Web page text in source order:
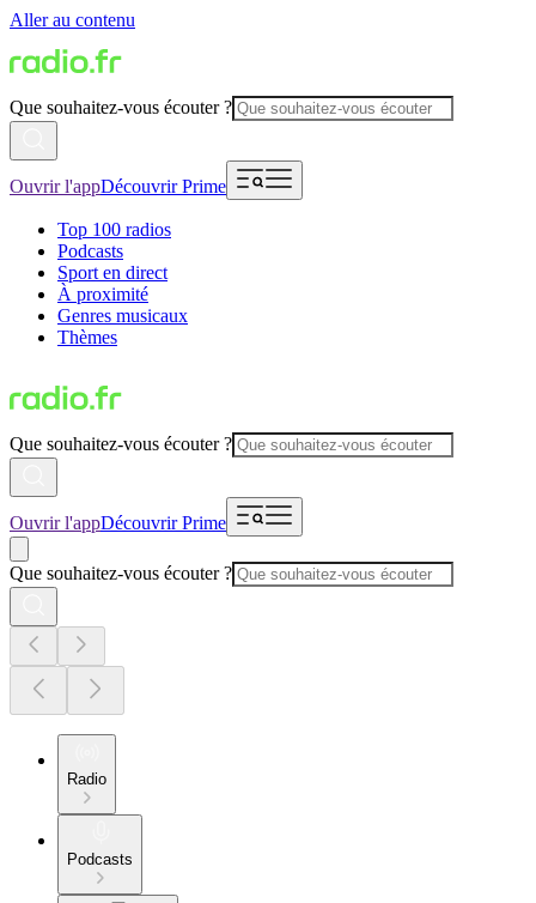
Aller au contenu
Que souhaitez-vous écouter ?
Ouvrir l'appDécouvrir Prime
Top 100 radios
Podcasts
Sport en direct
À proximité
Genres musicaux
Thèmes
Que souhaitez-vous écouter ?
Ouvrir l'appDécouvrir Prime
Que souhaitez-vous écouter ?
Radio
Podcasts